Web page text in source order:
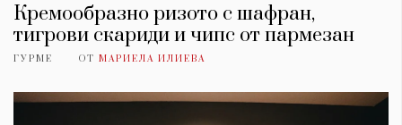
Кремообразно ризото с шафран,
тигрови скариди и чипс от пармезан
ГУРМЕ ОТ МАРИЕЛА ИЛИЕВА